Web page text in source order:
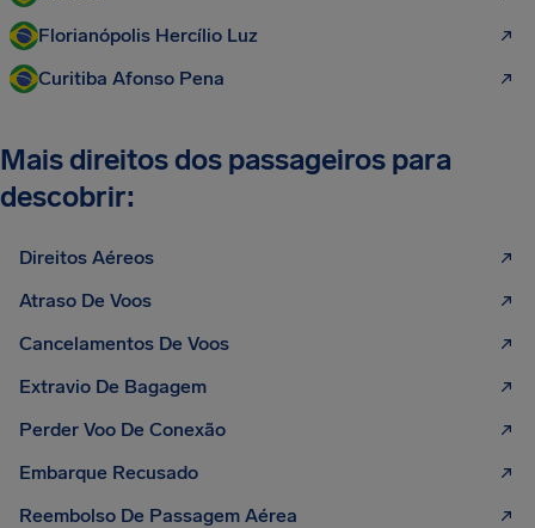
Florianópolis Hercílio Luz
Curitiba Afonso Pena
Mais direitos dos passageiros para
descobrir:
Direitos Aéreos
Atraso De Voos
Cancelamentos De Voos
Extravio De Bagagem
Perder Voo De Conexão
Embarque Recusado
Reembolso De Passagem Aérea